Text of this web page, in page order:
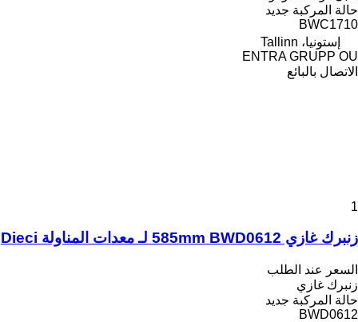
حالة المركبة جديد
BWC1710
إستونيا، Tallinn
ENTRA GRUPP OU
الاتصال بالبائع
1
زنبرك غازي 585mm BWD0612 لـ معدات المناولة Dieci
السعر عند الطلب
زنبرك غازي
حالة المركبة جديد
BWD0612